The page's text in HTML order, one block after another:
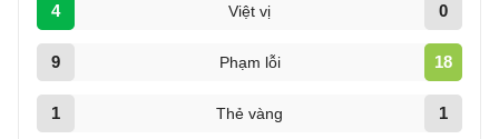
4 Việt vị 0
9 Phạm lỗi 18
1 Thẻ vàng 1